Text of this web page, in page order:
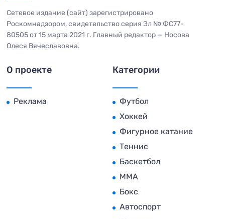
Сетевое издание (сайт) зарегистрировано
Роскомнадзором, свидетельство серия Эл № ФС77-
80505 от 15 марта 2021 г. Главный редактор — Носова
Олеся Вячеславовна.
О проекте
Реклама
Категории
Футбол
Хоккей
Фигурное катание
Теннис
Баскетбол
MMA
Бокс
Автоспорт